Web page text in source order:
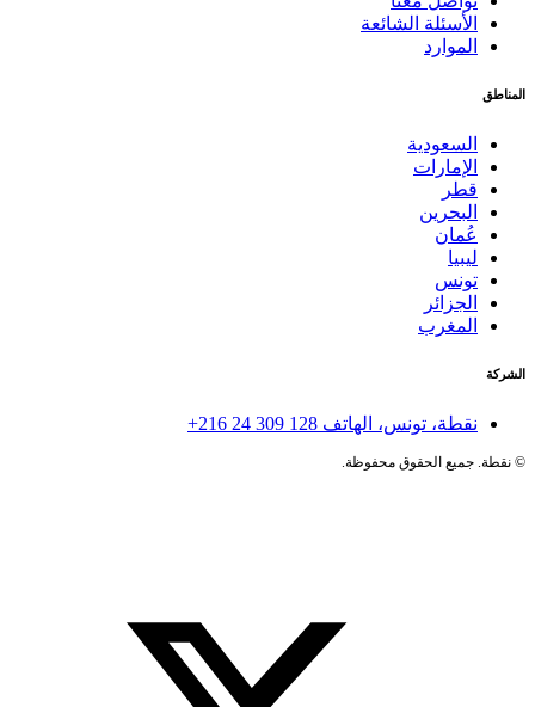
الأسئلة الشائعة
الموارد
المناطق
السعودية
الإمارات
قطر
البحرين
عُمان
ليبيا
تونس
الجزائر
المغرب
الشركة
نقطة، تونس، الهاتف +216 24 309 128
©نقطة. جميع الحقوق محفوظة.